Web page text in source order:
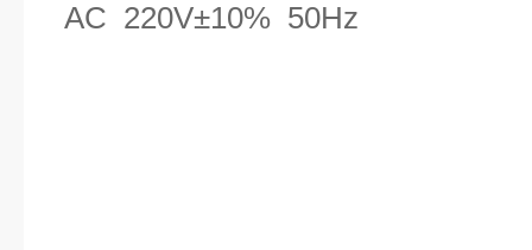
AC 220V±10% 50Hz